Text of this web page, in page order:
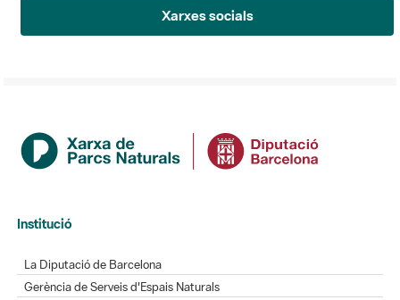
Xarxes socials
Institució
La Diputació de Barcelona
Gerència de Serveis d'Espais Naturals